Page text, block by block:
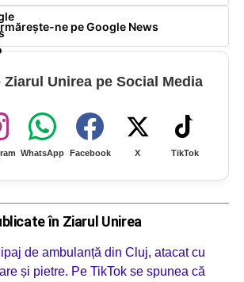
ne pe Google News
Ziarul Unirea pe Social Media
WhatsApp Facebook X TikTok
în Ziarul Unirea
de ambulanță din Cluj, atacat cu
și pietre. Pe TikTok se spunea că